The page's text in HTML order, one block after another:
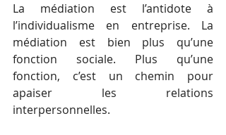
La médiation est l’antidote à
l’individualisme en entreprise. La
médiation est bien plus qu’une
fonction sociale. Plus qu’une
fonction, c’est un chemin pour
apaiser les relations
interpersonnelles.